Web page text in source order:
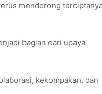
mendorong
bagian dari upaya
kekompakan, dan